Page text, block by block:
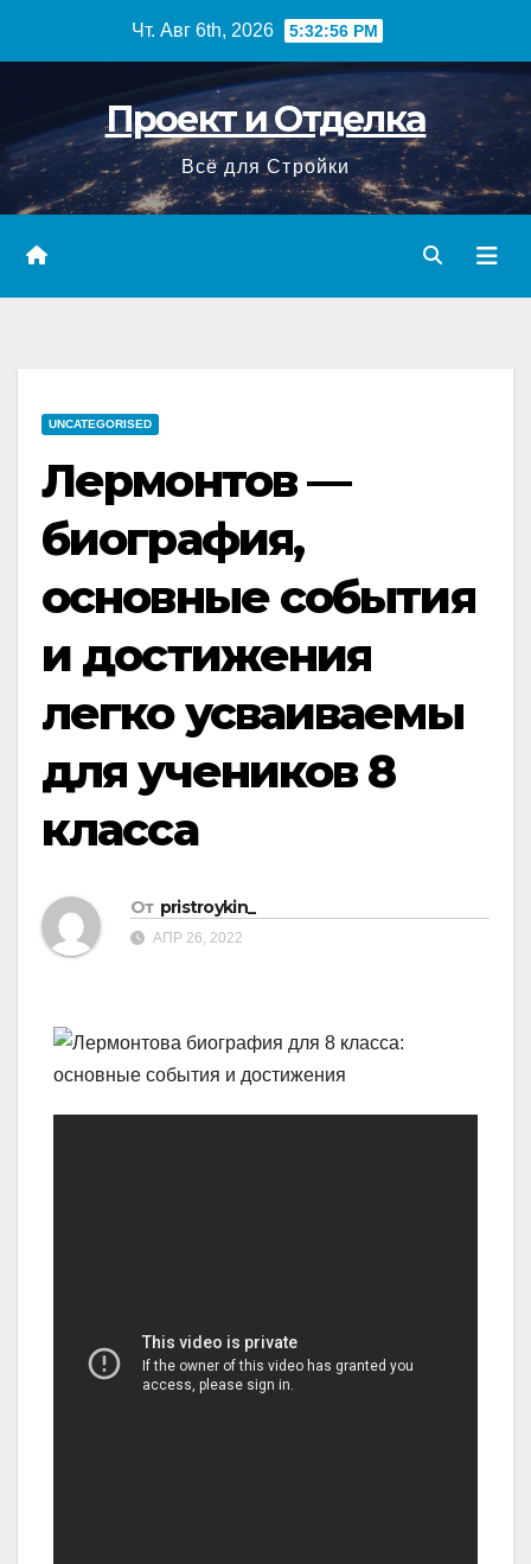
Чт. Авг 6th, 2026 5:32:57 PM
Проект и Отделка
Всё для Стройки
UNCATEGORISED
Лермонтов —
биография,
основные события
и достижения
легко усваиваемы
для учеников 8
класса
От pristroykin_
АПР 26, 2022